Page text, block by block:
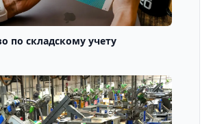
по складскому учету